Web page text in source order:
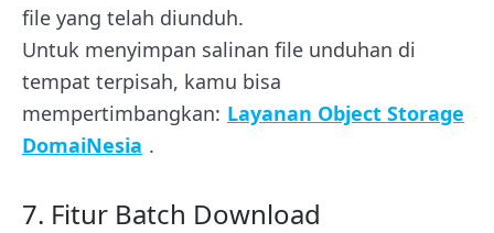
file yang telah diunduh.
Untuk menyimpan salinan file unduhan di
tempat terpisah, kamu bisa
mempertimbangkan: Layanan Object Storage
DomaiNesia .
7. Fitur Batch Download